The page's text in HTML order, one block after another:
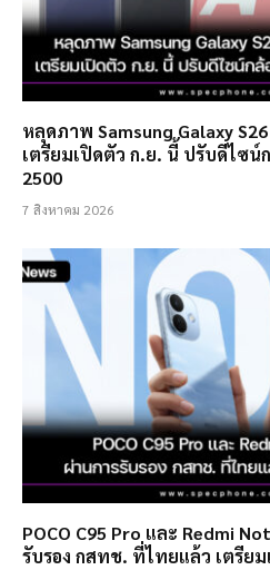
หลุดภาพ Samsung Galaxy
เตรียมเปิดตัว ก.ย. นี้ ปรับดีไซน์
2500
7 สิงหาคม 2026
POCO C95 Pro และ Redmi
รับรอง กสทช. ที่ไทยแล้ว เตรียม